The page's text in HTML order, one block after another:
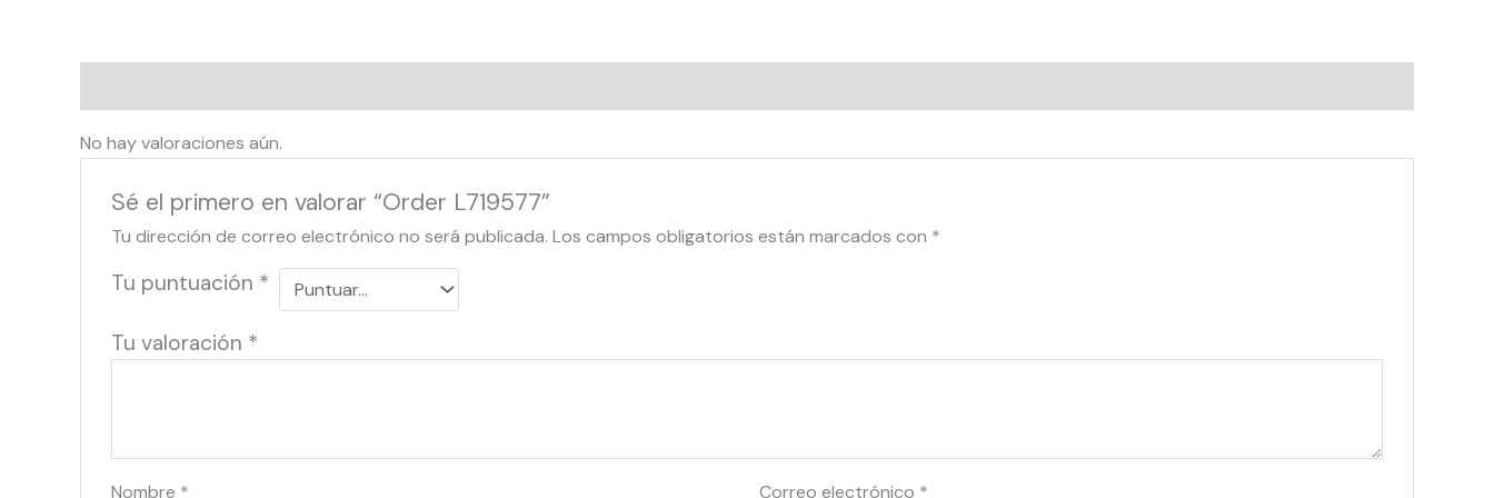
No hay valoraciones aún.
Sé el primero en valorar “Order L719577”
Tu dirección de correo electrónico no será publicada. Los campos obligatorios están marcados con *
Tu puntuación *
Tu valoración *
Nombre * Correo electrónico *